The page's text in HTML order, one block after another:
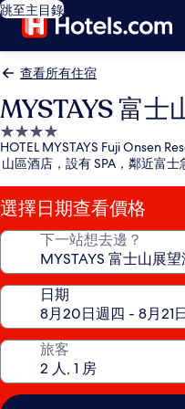
跳至主目錄
查看所有住宿
MYSTAYS 富士
4.0
星
級
住
宿
HOTEL MYSTAYS Fuji Onsen
山區酒店，設有 SPA，鄰近富士
選擇日期查看價格
下一站想去邊？
日期
旅客